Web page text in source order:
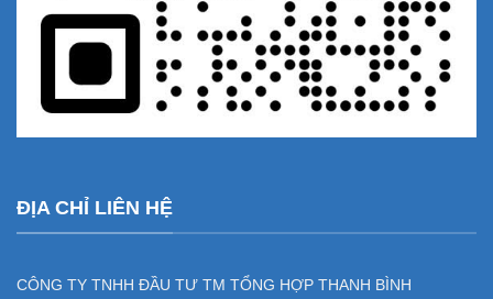
ĐỊA CHỈ LIÊN HỆ
CÔNG TY TNHH ĐẦU TƯ TM TỔNG HỢP THANH BÌNH